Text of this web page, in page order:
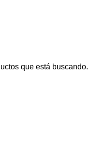
que está buscando.